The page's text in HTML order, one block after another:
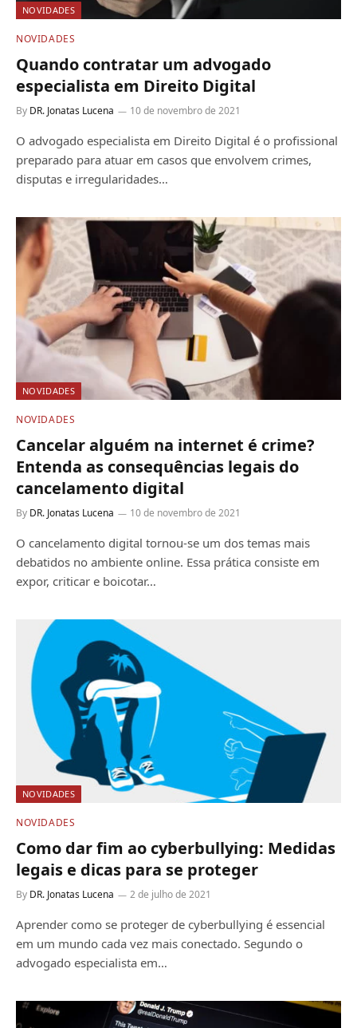
NOVIDADES
NOVIDADES
Quando contratar um advogado
especialista em Direito Digital
By DR. Jonatas Lucena 10 de novembro de 2021
O advogado especialista em Direito Digital é o profissional
preparado para atuar em casos que envolvem crimes,
disputas e irregularidades…
NOVIDADES
NOVIDADES
Cancelar alguém na internet é crime?
Entenda as consequências legais do
cancelamento digital
By DR. Jonatas Lucena 10 de novembro de 2021
O cancelamento digital tornou-se um dos temas mais
debatidos no ambiente online. Essa prática consiste em
expor, criticar e boicotar…
NOVIDADES
NOVIDADES
Como dar fim ao cyberbullying: Medidas
legais e dicas para se proteger
By DR. Jonatas Lucena 2 de julho de 2021
Aprender como se proteger de cyberbullying é essencial
em um mundo cada vez mais conectado. Segundo o
advogado especialista em…